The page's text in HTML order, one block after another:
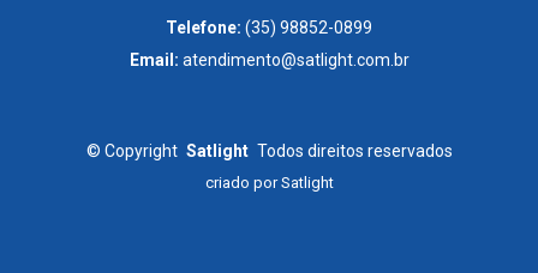
Telefone: (35) 98852-0899
Email: atendimento@satlight.com.br
© Copyright Satlight Todos direitos reservados
criado porSatlight